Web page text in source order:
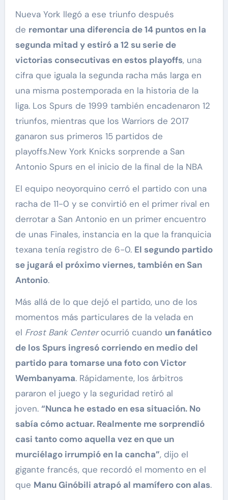
Nueva York llegó a ese triunfo después
de remontar una diferencia de 14 puntos en la
segunda mitad y estiró a 12 su serie de
victorias consecutivas en estos playoffs, una
cifra que iguala la segunda racha más larga en
una misma postemporada en la historia de la
liga. Los Spurs de 1999 también encadenaron 12
triunfos, mientras que los Warriors de 2017
ganaron sus primeros 15 partidos de
playoffs.New York Knicks sorprende a San
Antonio Spurs en el inicio de la final de la NBA
El equipo neoyorquino cerró el partido con una
racha de 11-0 y se convirtió en el primer rival en
derrotar a San Antonio en un primer encuentro
de unas Finales, instancia en la que la franquicia
texana tenía registro de 6-0. El segundo partido
se jugará el próximo viernes, también en San
Antonio.
Más allá de lo que dejó el partido, uno de los
momentos más particulares de la velada en
el Frost Bank Centerocurrió cuando un fanático
de los Spurs ingresó corriendo en medio del
partido para tomarse una foto con Victor
Wembanyama. Rápidamente, los árbitros
pararon el juego y la seguridad retiró al
joven. “Nunca he estado en esa situación. No
sabía cómo actuar. Realmente me sorprendió
casi tanto como aquella vez en que un
murciélago irrumpió en la cancha”, dijo el
gigante francés, que recordó el momento en el
que Manu Ginóbili atrapó al mamífero con alas.